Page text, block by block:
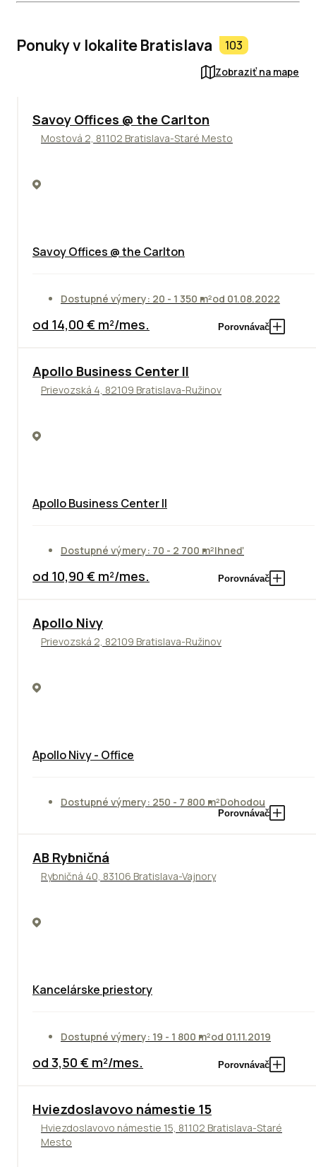
Ponuky v lokalite Bratislava 103
Zobraziť na mape
TOP
Savoy Offices @ the Carlton
Mostová 2, 81102 Bratislava-Staré Mesto
Savoy Offices @ the Carlton
Dostupné výmery: 20 - 1 350 m²od 01.08.2022
od 14,00 € m²/mes. Porovnávač
TOP NOVINKA ODPORÚČAME
Apollo Business Center II
Prievozská 4, 82109 Bratislava-Ružinov
Apollo Business Center II
Dostupné výmery: 70 - 2 700 m²Ihneď
od 10,90 € m²/mes. Porovnávač
Apollo Nivy
Prievozská 2, 82109 Bratislava-Ružinov
Apollo Nivy - Office
Dostupné výmery: 250 - 7 800 m²Dohodou
Porovnávač
AB Rybničná
Rybničná 40, 83106 Bratislava-Vajnory
Kancelárske priestory
Dostupné výmery: 19 - 1 800 m²od 01.11.2019
od 3,50 € m²/mes. Porovnávač
ODPORÚČAME
Hviezdoslavovo námestie 15
Hviezdoslavovo námestie 15, 81102 Bratislava-Staré
Mesto